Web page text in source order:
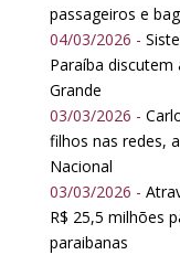
passageiros e
04/03/2026 -
Paraíba
Grande
03/03/2026 -
filhos nas redes,
Nacional
03/03/2026 -
R$ 25,5 milhões
paraibanas